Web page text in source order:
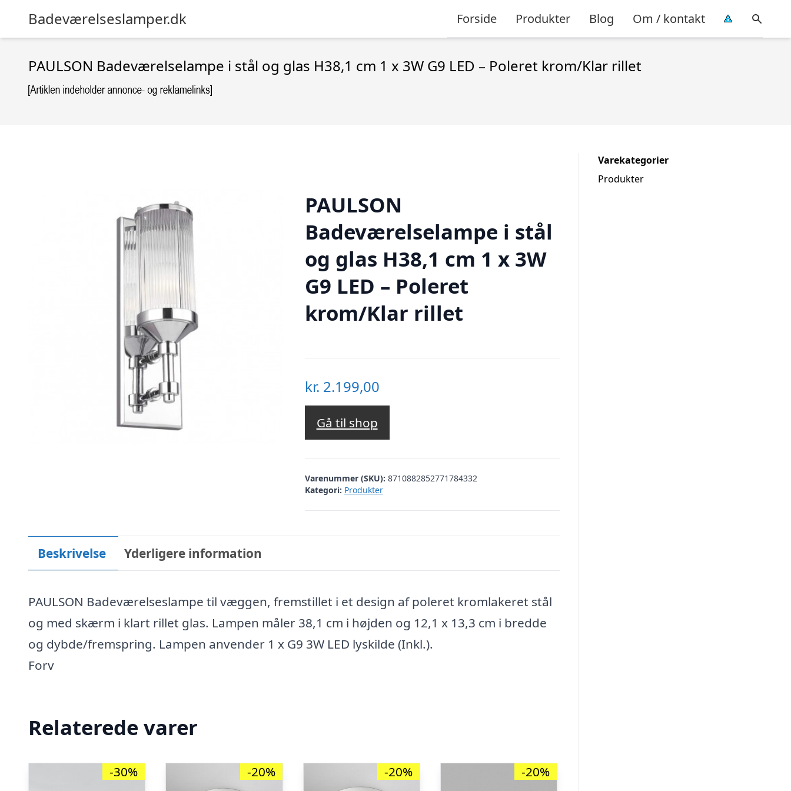
Badeværelseslamper.dk Forside Produkter Blog Om / kontakt
PAULSON Badeværelselampe i stål og glas H38,1 cm 1 x 3W G9 LED – Poleret krom/Klar rillet
PAULSON
Badeværelselampe i stål
og glas H38,1 cm 1 x 3W
G9 LED – Poleret
krom/Klar rillet
kr. 2.199,00
Gå til shop
Varenummer (SKU): 8710882852771784332
Kategori: Produkter
Beskrivelse Yderligere information
PAULSON Badeværelseslampe til væggen, fremstillet i et design af poleret kromlakeret stål
og med skærm i klart rillet glas. Lampen måler 38,1 cm i højden og 12,1 x 13,3 cm i bredde
og dybde/fremspring. Lampen anvender 1 x G9 3W LED lyskilde (Inkl.).
Forv
Relaterede varer
-30% -20% -20% -20%
Varekategorier
Produkter